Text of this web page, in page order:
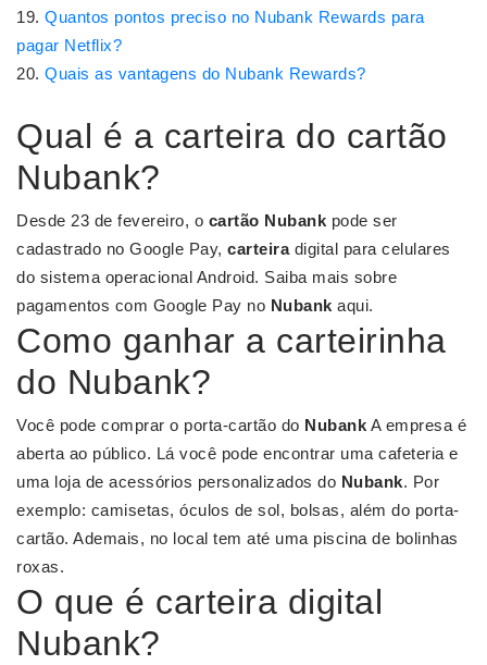
Quantos pontos preciso no Nubank Rewards para
pagar Netflix?
Quais as vantagens do Nubank Rewards?
Qual é a carteira do cartão
Nubank?
Desde 23 de fevereiro, o cartão Nubank pode ser
cadastrado no Google Pay, carteiradigital para celulares
do sistema operacional Android. Saiba mais sobre
pagamentos com Google Pay no Nubank aqui.
Como ganhar a carteirinha
do Nubank?
Você pode comprar o porta-cartão do Nubank A empresa é
aberta ao público. Lá você pode encontrar uma cafeteria e
uma loja de acessórios personalizados do Nubank. Por
exemplo: camisetas, óculos de sol, bolsas, além do porta-
cartão. Ademais, no local tem até uma piscina de bolinhas
roxas.
O que é carteira digital
Nubank?